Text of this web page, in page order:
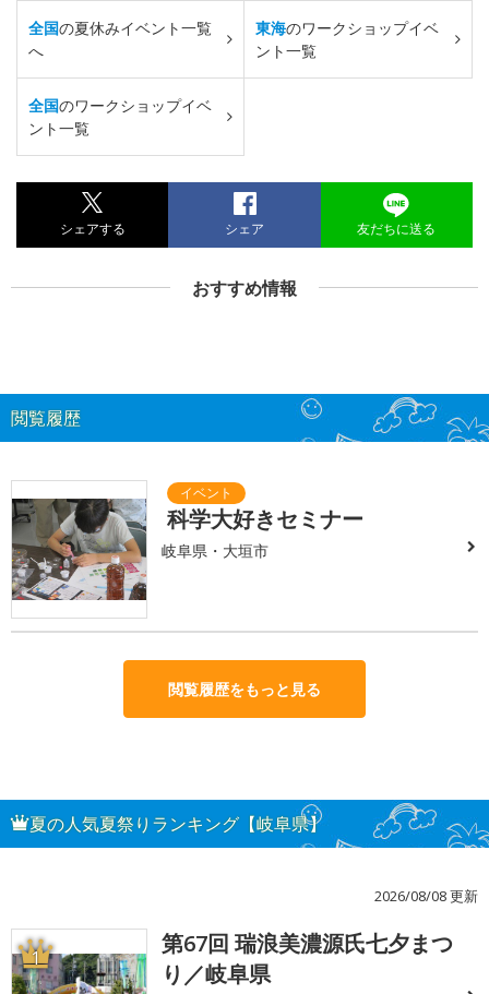
全国の夏休みイベント一覧
へ
東海のワークショップイベ
ント一覧
全国のワークショップイベ
ント一覧
シェアする シェア 友だちに送る
おすすめ情報
閲覧履歴
科学大好きセミナー
岐阜県・大垣市
閲覧履歴をもっと見る
夏の人気夏祭りランキング【岐阜県】
2026/08/08 更新
1
第67回 瑞浪美濃源氏七夕まつ
り／岐阜県